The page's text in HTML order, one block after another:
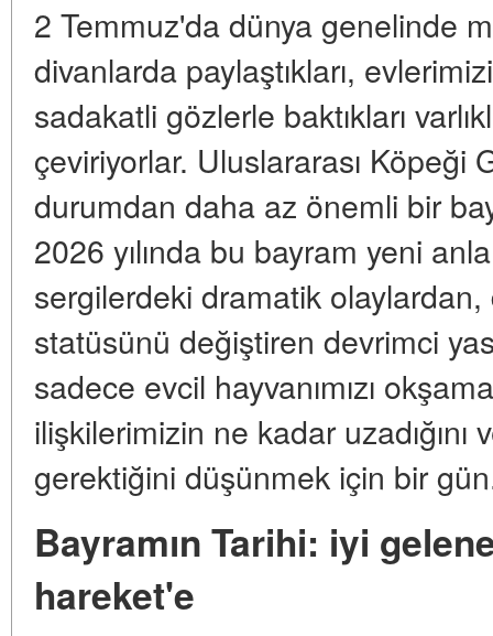
2 Temmuz'da dünya genelinde
divanlarda paylaştıkları,
sadakatli gözlerle baktıkları
çeviriyorlar. Uluslararası
durumdan daha az önemli bir
2026 yılında bu bayram yeni
sergilerdeki dramatik olaylardan,
statüsünü değiştiren devrimci
sadece evcil hayvanımızı
ilişkilerimizin ne kadar uzadığını
gerektiğini düşünmek için bir
Bayramın Tarihi: iyi
hareket'e